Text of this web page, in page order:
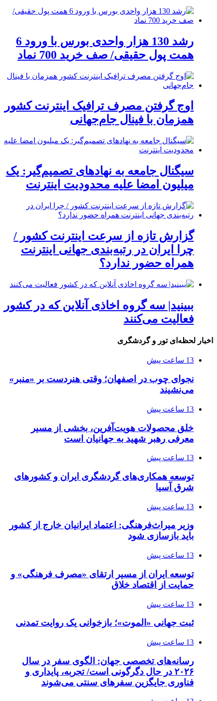
رشد 130 هزار واحدی بورس با ورود 6
همت پول حقیقی/ صف خرید 700 نماد
اوج گرفتن مصرف ترافیک اینترنت کشور
همزمان با فینال جام‌جهانی
سیگنال جامعه به نهادهای تصمیم‌گیر: یک
میلیون امضا علیه محدودیت اینترنت
گزارش تازه از سرعت اینترنت کشور /
چرا ایران در رتبه‌بندی جهانی اینترنت
همراه حضور ندارد؟
ببینید| سه گروه اخاذی آنلاین که در کشور
فعالیت می‌کنند
اخبار لحظه‌ای تور و گردشگری
13 ساعت پیش
نجوای چوب در اصفهان؛ وقتی هنردست بر «منبر»
می‌نشیند
13 ساعت پیش
خلق محصولات هویت‌آفرین، بخشی از مسیر
معرفی رهبر شهید به جهانیان است
13 ساعت پیش
توسعه همکاری‌های گردشگری ایران و کشورهای
شرق آسیا
13 ساعت پیش
وزیر میراث‌فرهنگی: اعتماد ایرانیان خارج از کشور
باید بازسازی شود
13 ساعت پیش
توسعه ایران از مسیر ارتقای «مصرف فرهنگی» و
حمایت از اقتصاد خلاق
13 ساعت پیش
ثبت جهانی «الموت»؛ بازخوانی یک روایت تمدنی
13 ساعت پیش
رسانه‌های تخصصی جهان: الگوی سفر در سال
۲۰۲۶ در حال دگرگونی است/ تجربه، پایداری و
فناوری جایگزین سفرهای سنتی می‌شوند